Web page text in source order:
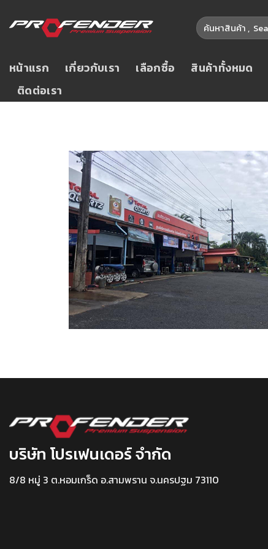
หน้าแรก เกี่ยวกับเรา เลือกซื้อ สินค้าทั้งหมด
ติดต่อเรา
บริษัท โปรเฟนเดอร์ จำกัด
8/8 หมู่ 3 ต.หอมเกร็ด อ.สามพราน จ.นครปฐม 73110